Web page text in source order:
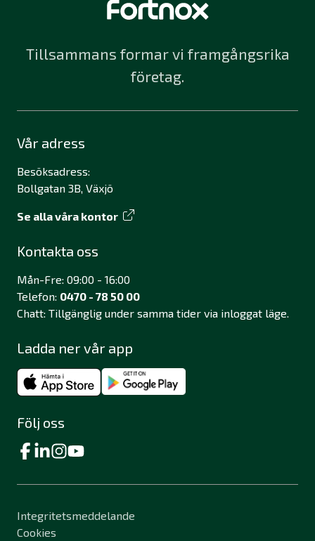
Tillsammans formar vi framgångsrika
företag.
Vår adress
Besöksadress:
Bollgatan 3B, Växjö
Se alla våra kontor
Kontakta oss
Mån-Fre: 09:00 - 16:00
Telefon: 0470 - 78 50 00
Chatt: Tillgänglig under samma tider via inloggat läge.
Ladda ner vår app
Följ oss
Integritetsmeddelande
Cookies